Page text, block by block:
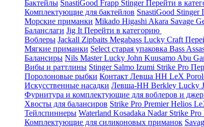
Бактейлы SnastiGood Frapp StingerПерейти в
Комплектующие для бактейлов SnastiGood Stinger
Морские приманки Mikado Higashi Akara Savage
Баланслаги Jig It Перейти в категорию
Воблеры Jackall Zipbaits Megabass Lucky Craft
Мягкие приманки Select старая упаковка Bass
Балансиры Nils MasterLucky John Kuusamo Abu
Вибы и раттлины Stinger Salmo Izumi Strike Pro
Поролоновые рыбки Контакт Левша НН LeX
Искусственные насадки Левша-НН Berkley Lucky
Фурнитура и комплектующие для воблеров и
Хвосты для балансиров Strike Pro PremierHelios
Тейлспиннеры Waterland Kosadaka Nadar Strike Pro
Комплектующие для силиконовых приманок